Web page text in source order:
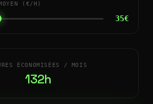
(€/H)
35€
ÉCONOMISÉES / MOIS
132h